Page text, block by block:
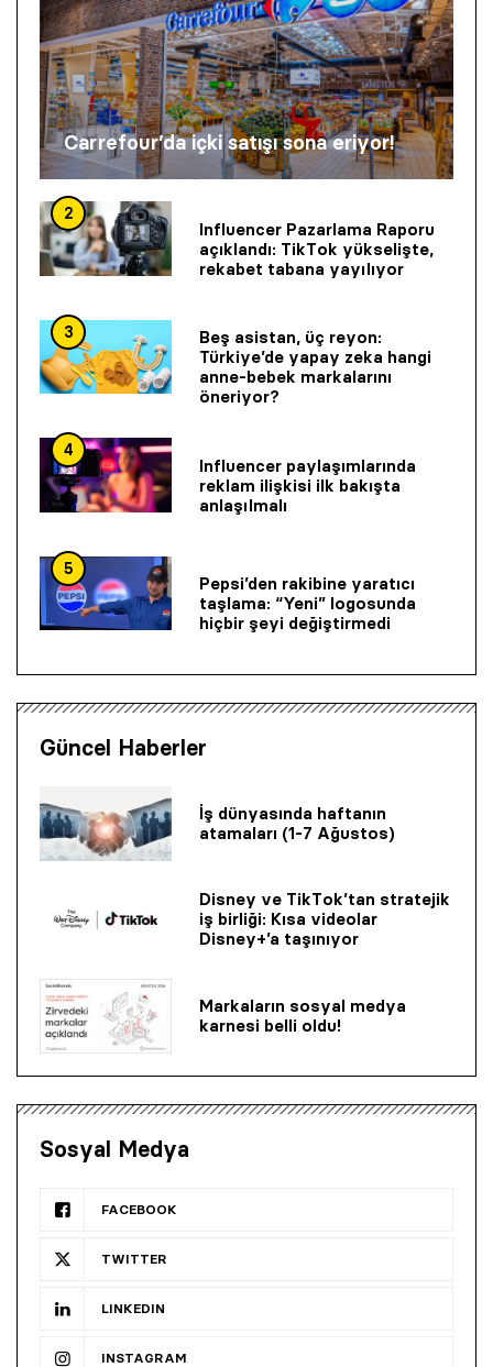
Carrefour’da içki satışı sona eriyor!
2
Influencer Pazarlama Raporu
açıklandı: TikTok yükselişte,
rekabet tabana yayılıyor
3
Beş asistan, üç reyon:
Türkiye’de yapay zeka hangi
anne-bebek markalarını
öneriyor?
4
Influencer paylaşımlarında
reklam ilişkisi ilk bakışta
anlaşılmalı
5
Pepsi’den rakibine yaratıcı
taşlama: “Yeni” logosunda
hiçbir şeyi değiştirmedi
Güncel Haberler
İş dünyasında haftanın
atamaları (1-7 Ağustos)
Disney ve TikTok’tan stratejik
iş birliği: Kısa videolar
Disney+’a taşınıyor
Markaların sosyal medya
karnesi belli oldu!
Sosyal Medya
FACEBOOK
TWITTER
LINKEDIN
INSTAGRAM